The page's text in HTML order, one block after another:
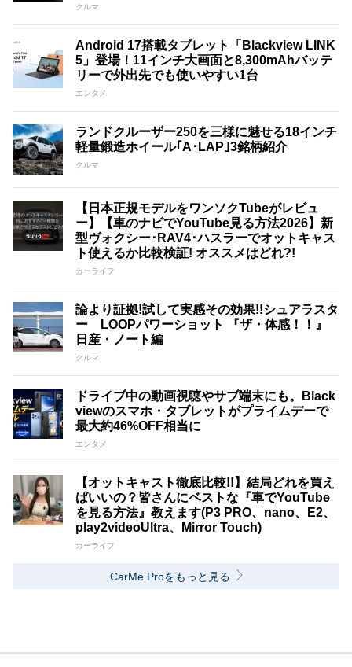
クルマ
Android 17搭載タブレット「Blackview LINK
5」登場！11インチ大画面と8,300mAhバッテ
リーで外出先でも使いやすい1台
エンタメ
ランドクルーザー250を三様に魅せる18インチ
軽量鍛造ホイール｢A･LAP｣3銘柄紹介
クルマ
【日本正規モデルをワンソクTubeがレビュ
ー】【車のナビでYouTube見る方法2026】新
型ヴォクシー･RAV4･ハスラーでオットキャス
ト使えるか比較検証! オススメはどれ?!
カーライフ
論より証拠!試して実感その効果!!シュアラスタ
ー LOOPパワーショット 『ザ・体感！！』
日産・ノート編
クルマ
ドライブ中の動画視聴やサブ端末にも。Black
viewのスマホ・タブレットがプライムデーで
最大約46%OFF相当に
エンタメ
【オットキャスト徹底比較!!】結局どれを買え
ばいいの？皆さんにベストな『車でYouTube
を見る方法』教えます(P3 PRO、nano、E2、
play2videoUltra、Mirror Touch)
カーライフ
CarMe Proをもっと見る